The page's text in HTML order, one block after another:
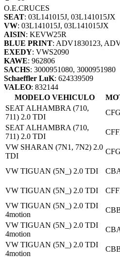
O.E.CRUCES
SEAT: 03L141015J, 03L141015JX
VW: 03L141015J, 03L141015JX
AISIN: KEVW25R
BLUE PRINT: ADV1830123,
EXEDY: VWS2090
KAWE: 962806
SACHS: 3000951080, 3000951980
Schaeffler LuK: 624339509
VALEO: 832144
MODELO VEHICULO
SEAT ALHAMBRA (710,
711) 2.0 TDI
SEAT ALHAMBRA (710,
711) 2.0 TDI
VW SHARAN (7N1, 7N2) 2.0
TDI
VW TIGUAN (5N_) 2.0 TDI
VW TIGUAN (5N_) 2.0 TDI
VW TIGUAN (5N_) 2.0 TDI
4motion
VW TIGUAN (5N_) 2.0 TDI
4motion
VW TIGUAN (5N_) 2.0 TDI
4motion